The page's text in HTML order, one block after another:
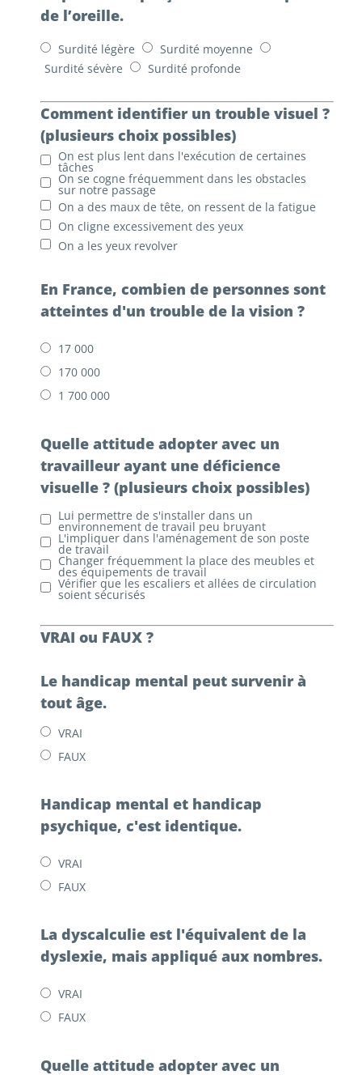
de l’oreille.
Surdité légère
Surdité moyenne
Surdité sévère
Surdité profonde
Comment identifier un trouble visuel ?
(plusieurs choix possibles)
On est plus lent dans l'exécution de certaines
tâches
On se cogne fréquemment dans les obstacles
sur notre passage
On a des maux de tête, on ressent de la fatigue
On cligne excessivement des yeux
On a les yeux revolver
En France, combien de personnes sont
atteintes d'un trouble de la vision ?
17 000
170 000
1 700 000
Quelle attitude adopter avec un
travailleur ayant une déficience
visuelle ? (plusieurs choix possibles)
Lui permettre de s'installer dans un
environnement de travail peu bruyant
L'impliquer dans l'aménagement de son poste
de travail
Changer fréquemment la place des meubles et
des équipements de travail
Vérifier que les escaliers et allées de circulation
soient sécurisés
VRAI ou FAUX ?
Le handicap mental peut survenir à
tout âge.
VRAI
FAUX
Handicap mental et handicap
psychique, c'est identique.
VRAI
FAUX
La dyscalculie est l'équivalent de la
dyslexie, mais appliqué aux nombres.
VRAI
FAUX
Quelle attitude adopter avec un